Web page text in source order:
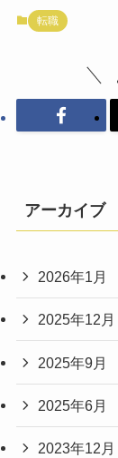
転職
アーカイブ
2026年1月
2025年12月
2025年9月
2025年6月
2023年12月